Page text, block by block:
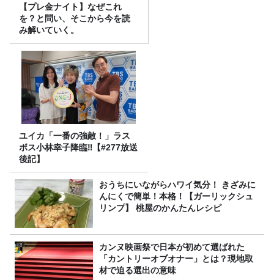
【プレ金ナイト】なぜこれ
を？と問い、そこから今を読
み解いていく。
ユイカ「一番の強敵！」ラス
ボス小林幸子降臨‼【#277放送
後記】
おうちにいながらハワイ気分！ きざみに
んにくで簡単！本格！【ガーリックシュ
リンプ】 桃屋のかんたんレシピ
カンヌ映画祭で日本が初めて選ばれた
「カントリーオブオナー」とは？現地取
材で迫る選出の意味